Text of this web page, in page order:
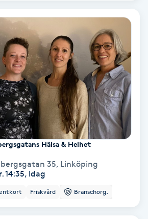
Hälsa & Helhet
35, Linköping
14:35, Idag
Friskvård Branschorg.